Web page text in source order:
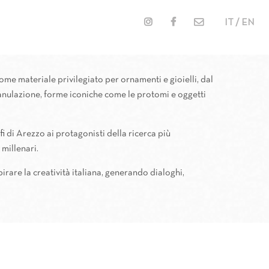
IT / EN
materiale privilegiato per ornamenti e gioielli, dal
forme iconiche come le protomi e oggetti
di Arezzo ai protagonisti della ricerca più
millenari.
la creatività italiana, generando dialoghi,